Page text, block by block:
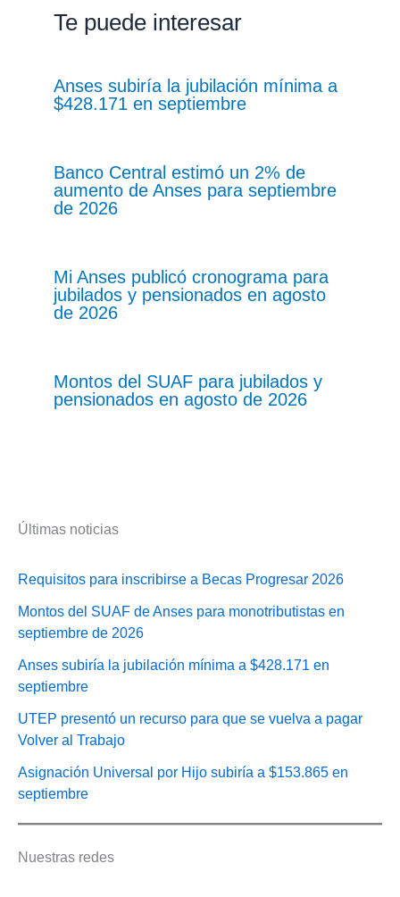
Te puede interesar
Anses subiría la jubilación mínima a
$428.171 en septiembre
Banco Central estimó un 2% de
aumento de Anses para septiembre
de 2026
Mi Anses publicó cronograma para
jubilados y pensionados en agosto
de 2026
Montos del SUAF para jubilados y
pensionados en agosto de 2026
Últimas noticias
Requisitos para inscribirse a Becas Progresar 2026
Montos del SUAF de Anses para monotributistas en
septiembre de 2026
Anses subiría la jubilación mínima a $428.171 en
septiembre
UTEP presentó un recurso para que se vuelva a pagar
Volver al Trabajo
Asignación Universal por Hijo subiría a $153.865 en
septiembre
Nuestras redes